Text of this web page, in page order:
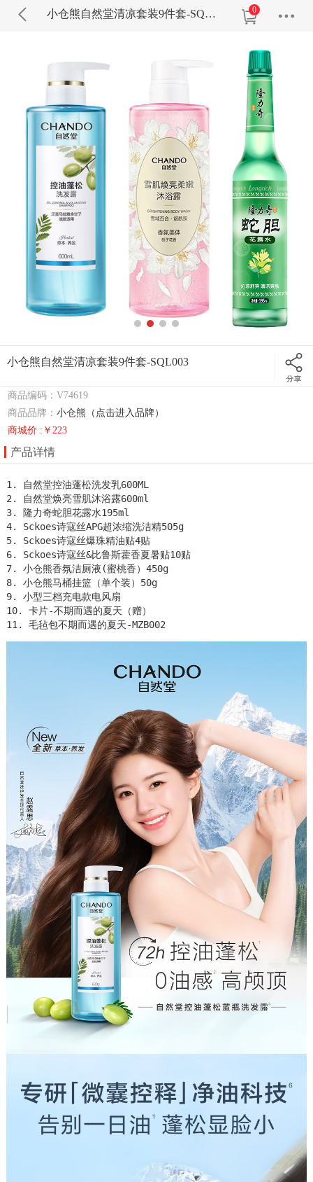
小仓熊自然堂清凉套装9件套-SQL003 0
小仓熊自然堂清凉套装9件套-SQL003
商品编码：V74619
商品品牌：小仓熊（点击进入品牌）
商城价 :￥223
产品详情
1. 自然堂控油蓬松洗发乳600ML
2. 自然堂焕亮雪肌沐浴露600ml
3. 隆力奇蛇胆花露水195ml
4. Sckoes诗寇丝APG超浓缩洗洁精505g
5. Sckoes诗寇丝爆珠精油贴4贴
6. Sckoes诗寇丝&比鲁斯藿香夏暑贴10贴
7. 小仓熊香氛洁厕液(蜜桃香）450g
8. 小仓熊马桶挂篮（单个装）50g
9. 小型三档充电款电风扇
10. 卡片-不期而遇的夏天（赠）
11. 毛毡包不期而遇的夏天-MZB002